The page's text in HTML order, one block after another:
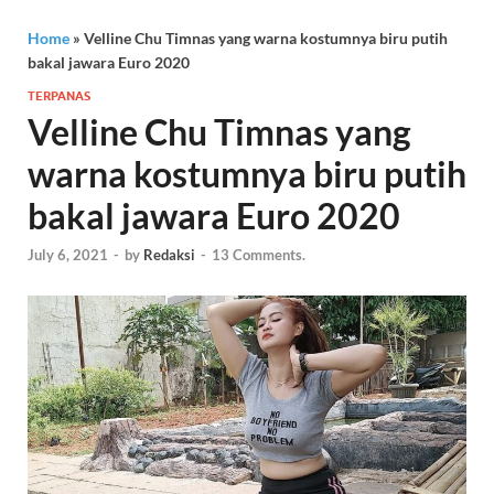
Home » Velline Chu Timnas yang warna kostumnya biru putih
bakal jawara Euro 2020
TERPANAS
Velline Chu Timnas yang
warna kostumnya biru putih
bakal jawara Euro 2020
July 6, 2021 - by Redaksi - 13 Comments.